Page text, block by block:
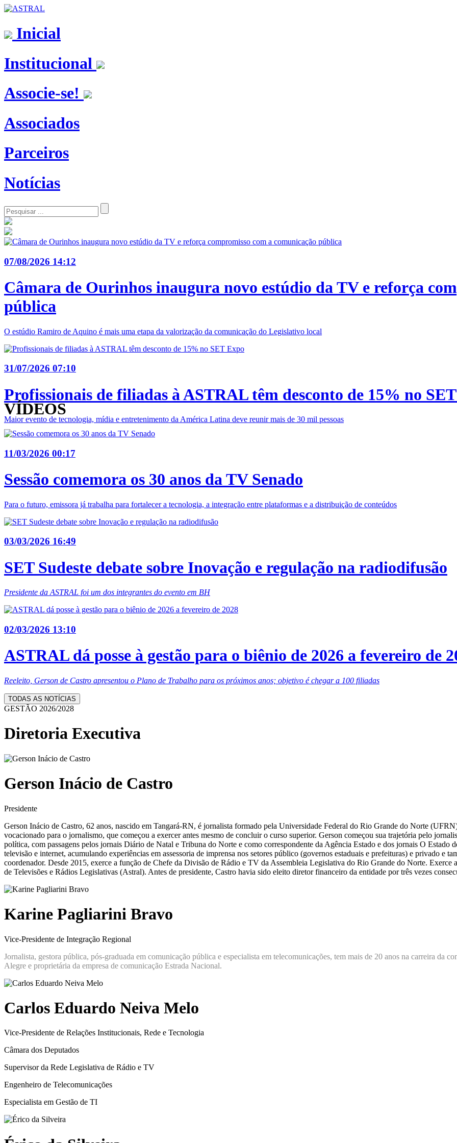
Inicial
Institucional
Associe-se!
Associados
Parceiros
Notícias
07/08/2026 14:12
Câmara de Ourinhos inaugura novo estúdio da TV e reforça
pública
O estúdio Ramiro de Aquino é mais uma etapa da valorização da comunicação do Legislativo local
31/07/2026 07:10
Profissionais de filiadas à ASTRAL têm desconto de 15% no
Maior evento de tecnologia, mídia e entretenimento da América Latina deve reunir mais de 30 mil pessoas
VÍDEOS
11/03/2026 00:17
Sessão comemora os 30 anos da TV Senado
Para o futuro, emissora já trabalha para fortalecer a tecnologia, a integração entre plataformas e a distribuição de conteúdos
03/03/2026 16:49
SET Sudeste debate sobre Inovação e regulação na radiodifusão
Presidente da ASTRAL foi um dos integrantes do evento em BH
02/03/2026 13:10
ASTRAL dá posse à gestão para o biênio de 2026 a fevereiro de
Reeleito, Gerson de Castro apresentou o Plano de Trabalho para os próximos anos; objetivo é chegar a 100 filiadas
TODAS AS NOTÍCIAS
GESTÃO 2026/2028
Diretoria Executiva
Gerson Inácio de Castro
Presidente
Gerson Inácio de Castro, 62 anos, nascido em Tangará-RN, é jornalista formado pela Universidade Federal do Rio Grande do Norte
vocacionado para o jornalismo, que começou a exercer antes mesmo de concluir o curso superior. Gerson começou sua trajetória pelo
política, com passagens pelos jornais Diário de Natal e Tribuna do Norte e como correspondente da Agência Estado e dos jornais O Estado
televisão e internet, acumulando experiências em assessoria de imprensa nos setores público (governos estaduais e prefeituras) e privado e
coordenador. Desde 2015, exerce a função de Chefe da Divisão de Rádio e TV da Assembleia Legislativa do Rio Grande do Norte. Exerce
de Televisões e Rádios Legislativas (Astral). Antes de presidente, Castro havia sido eleito diretor financeiro da entidade por três vezes
Karine Pagliarini Bravo
Vice-Presidente de Integração Regional
Jornalista, gestora pública, pós-graduada em comunicação pública e especialista em telecomunicações, tem mais de 20 anos na carreira da
Alegre e proprietária da empresa de comunicação Estrada Nacional.
Carlos Eduardo Neiva Melo
Vice-Presidente de Relações Institucionais, Rede e Tecnologia
Câmara dos Deputados
Supervisor da Rede Legislativa de Rádio e TV
Engenheiro de Telecomunicações
Especialista em Gestão de TI